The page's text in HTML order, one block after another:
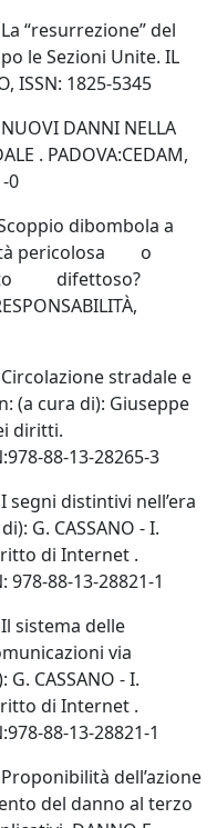
“resurrezione” del
le Sezioni Unite. IL
ISSN: 1825-5345
DANNI NELLA
. PADOVA:CEDAM,
0
dibombola a
pericolosa
o
difettoso?
stradale e
(a cura di): Giuseppe
diritti.
978-88-13-28265-3
segni distintivi nell’era
G. CASSANO - I.
di Internet .
978-88-13-28821-1
sistema delle
via
CASSANO - I.
di Internet .
978-88-13-28821-1
dell’azione
del danno al terzo